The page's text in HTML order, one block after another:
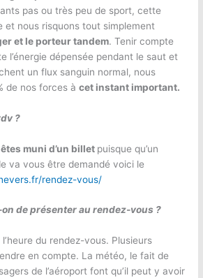
pas ou très peu de sport, cette
et nous risquons tout simplement
et le porteur tandem. Tenir compte
l’énergie dépensée pendant le saut et
un flux sanguin normal, nous
de nos forces àcet instant important.
?
muni d’un billet puisque qu’un
va vous être demandé voici le
rendez-vous/
de présenter au rendez-vous ?
du rendez-vous. Plusieurs
en compte. La météo, le fait de
de l’aéroport font qu’il peut y avoir